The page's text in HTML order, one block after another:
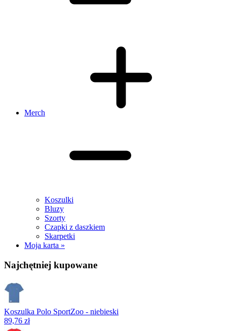
Merch
Koszulki
Bluzy
Szorty
Czapki z daszkiem
Skarpetki
Moja karta »
Najchętniej kupowane
Koszulka Polo SportZoo - niebieski
89,76 zł